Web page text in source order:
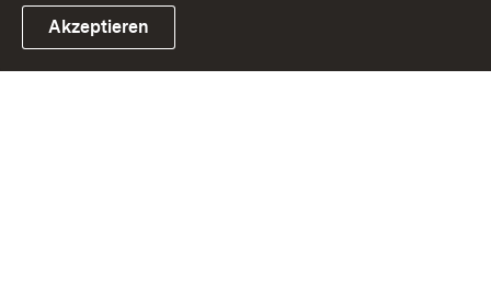
Link zum Landesportal
Akzeptieren